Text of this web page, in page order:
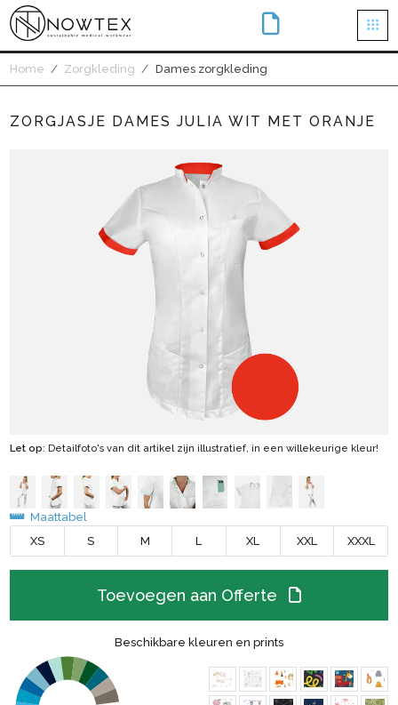
×
Home Zorgkleding Dames zorgkleding
ZORGJASJE DAMES JULIA WIT MET ORANJE
Let op: Detailfoto's van dit artikel zijn illustratief, in een willekeurige kleur!
Maattabel
XS
S M L XL XXL XXXL
Toevoegen aan Offerte
Beschikbare kleuren en prints